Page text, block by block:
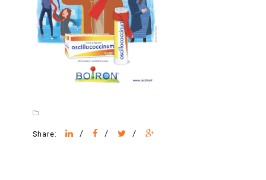
Share: / / /